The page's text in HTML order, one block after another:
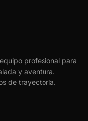
profesional para
y aventura.
de trayectoria.